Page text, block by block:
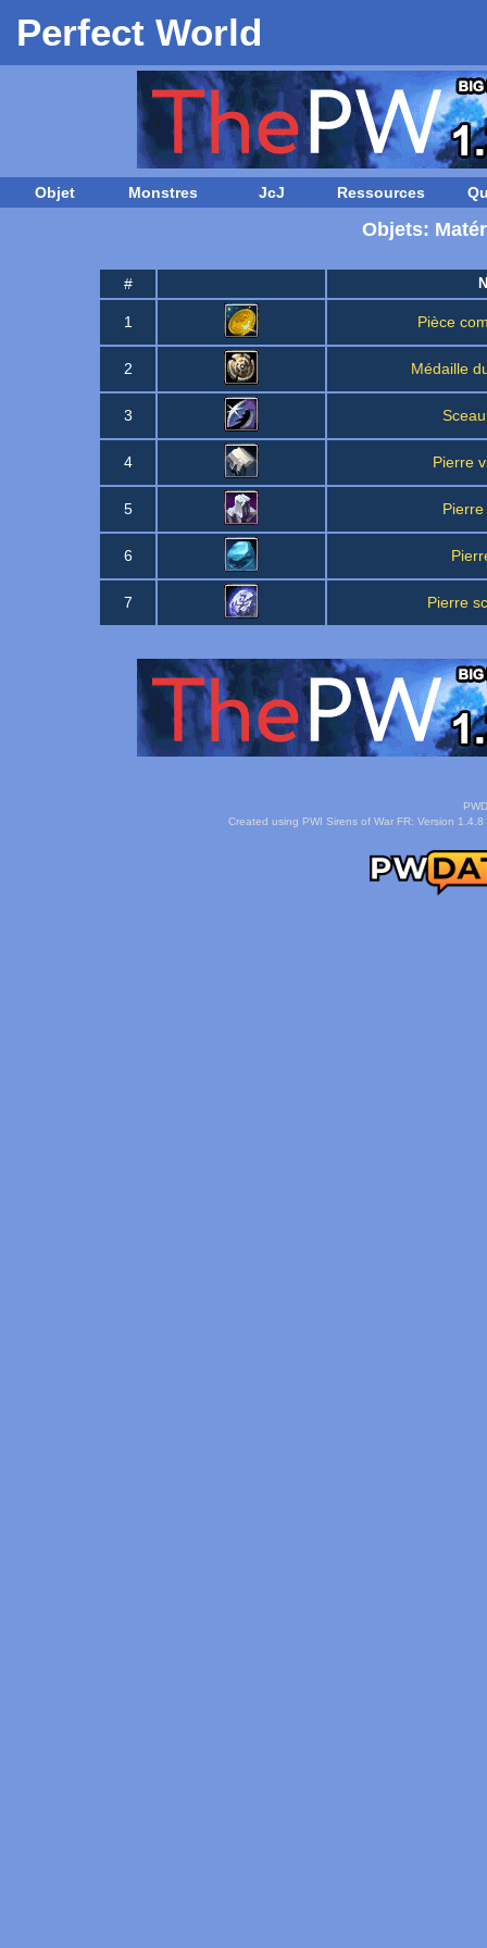
Perfect World
Objet Monstres JcJ Ressources
Objets:
#
1 Pièce
2 Médaille
3
4 Pierre
5
6
7 Pierre
Created using PWI Sirens of War FR: Version